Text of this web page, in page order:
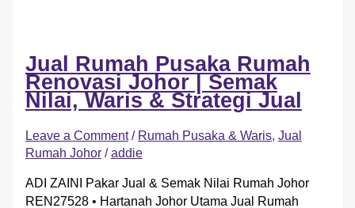
Jual Rumah Pusaka Rumah
Renovasi Johor | Semak
Nilai, Waris & Strategi Jual
Leave a Comment / Rumah Pusaka & Waris, Jual
Rumah Johor/addie
ADI ZAINI Pakar Jual & Semak Nilai Rumah Johor
REN27528 • Hartanah Johor Utama Jual Rumah